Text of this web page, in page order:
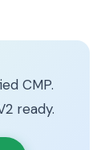
CMP.
ready.